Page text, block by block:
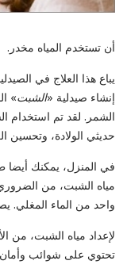
أن تستخدم المياه مخدر.
يباع هذا العلاج في
إنشاء صيدلية «الشبت»
الشمر. لقد تم استخدام
حديثي الولادة، وتحسين
في المنزل، يمكنك أيضا
مياه الشبت، من
واحد من الماء المغلي.
لإعداد مياه الشبت، من
تحتوي على شوائب وأمان